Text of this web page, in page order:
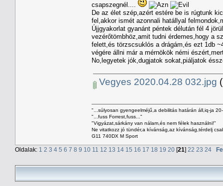
csapszegnél....
De az élet szép,azért estére be is rúgtunk
fel,akkor ismét azonnali hatállyal
Újjgyakorlat gyanánt péntek délután fél 4
vezérőtömbhöz,amit tudni érdemes,hogy a
felett,és törzscsuklós a drágám,és ezt 1db
végére állni már a mérnökök némi
No,legyetek jók,dugjatok sokat,piáljatok
Vegyes 2020.04.28 032.jpg
"...súlyosan gyengeelméjű,a debilitás határán áll,iq-ja
"...fuss Forrest,fuss..."
"Vigyázat,sárkány van nálam,és nem félek használni!"
Ne vitatkozz jó tündér,a kívánság,az kívánság,térdelj
G11 740DX M Sport
Oldalak: 1 2 3 4 5 6 7 8 9 10 11 12 13 14 15 16 17 18 19 20 [21] 22 23 24